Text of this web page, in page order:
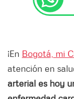
¡En Bogotá, mi
atención en
arterial es hoy